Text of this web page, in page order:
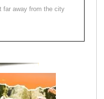
far away from the city